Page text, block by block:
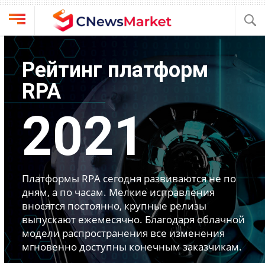
Выбрать
провайдера
Публикации
Компании
Рейтинги
обзоры
Личный
кабинет
проекте
CNews
CNews
Аналитика
Конференции
Техника
ТВ
Рейтинг платформ
RPA
2021
Платформы RPA сегодня развиваются не по
дням, а по часам. Мелкие исправления
вносятся постоянно, крупные релизы
выпускают ежемесячно. Благодаря облачной
модели распространения все изменения
мгновенно доступны конечным заказчикам.